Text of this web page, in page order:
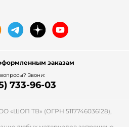
заказам
Звони:
733-96-03
«ШОП ТВ» (ОГРН 5117746036128),